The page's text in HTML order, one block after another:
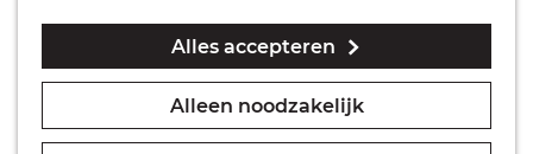
Alles accepteren
Alleen noodzakelijk
Geocachen
Naar het museum